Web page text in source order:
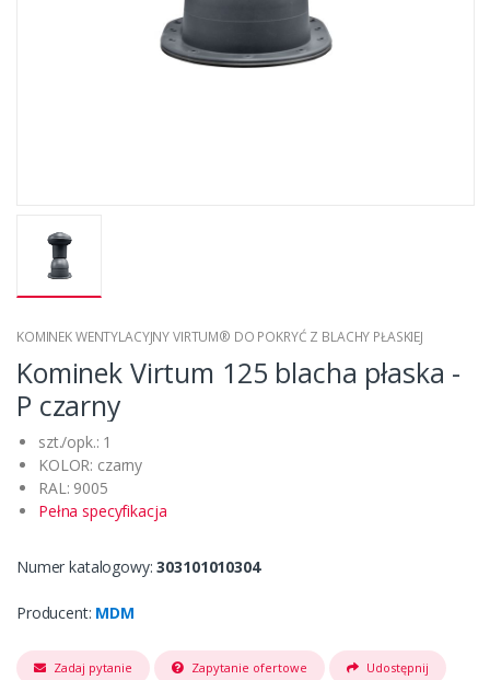
KOMINEK WENTYLACYJNY VIRTUM® DO POKRYĆ Z BLACHY PŁASKIEJ
Kominek Virtum 125 blacha płaska -
P czarny
szt./opk.: 1
KOLOR: czarny
RAL: 9005
Pełna specyfikacja
Numer katalogowy:303101010304
Producent: MDM
Zadaj pytanie Zapytanie ofertowe Udostępnij